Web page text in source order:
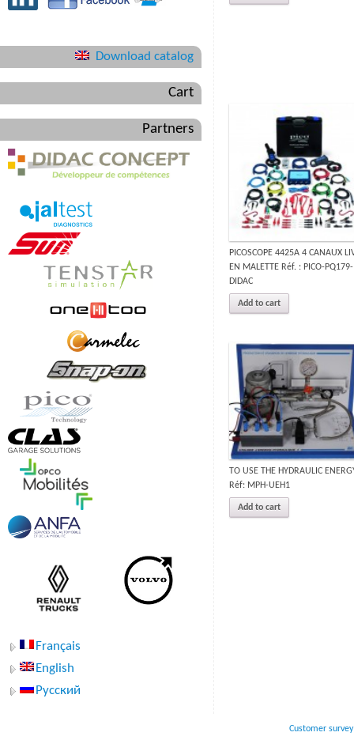
PICOSCOPE 4425A 4 CANAUX
EN MALETTE Réf. : PICO-PQ179-
DIDAC
Add to cart
TO USE THE HYDRAULIC
Réf: MPH-UEH1
Add to cart
Download catalog
Cart
Partners
Français
English
Русский
Customer survey